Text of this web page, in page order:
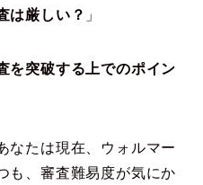
は厳しい？ 」
を突破する上でのポイン
なたは現在、ウォルマー
も、審査難易度が気にか